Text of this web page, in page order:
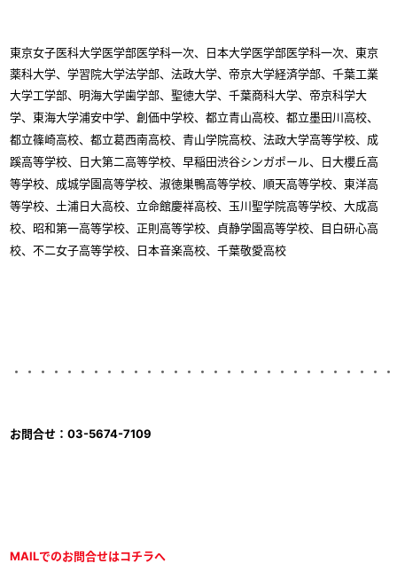
東京女子医科大学医学部医学科一次、日本大学医学部医学科一次、東京
薬科大学、学習院大学法学部、法政大学、帝京大学経済学部、千葉工業
大学工学部、明海大学歯学部、聖徳大学、千葉商科大学、帝京科学大
学、東海大学浦安中学、創価中学校、都立青山高校、都立墨田川高校、
都立篠崎高校、都立葛西南高校、青山学院高校、法政大学高等学校、成
蹊高等学校、日大第二高等学校、早稲田渋谷シンガポール、日大櫻丘高
等学校、成城学園高等学校、淑徳巣鴨高等学校、順天高等学校、東洋高
等学校、土浦日大高校、立命館慶祥高校、玉川聖学院高等学校、大成高
校、昭和第一高等学校、正則高等学校、貞静学園高等学校、目白研心高
校、不二女子高等学校、日本音楽高校、千葉敬愛高校
・・・・・・・・・・・・・・・・・・・・・・・・・・・・
お問合せ：03-5674-7109
MAILでのお問合せはコチラへ